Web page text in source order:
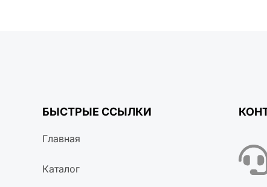
БЫСТРЫЕ ССЫЛКИ
Главная
Каталог